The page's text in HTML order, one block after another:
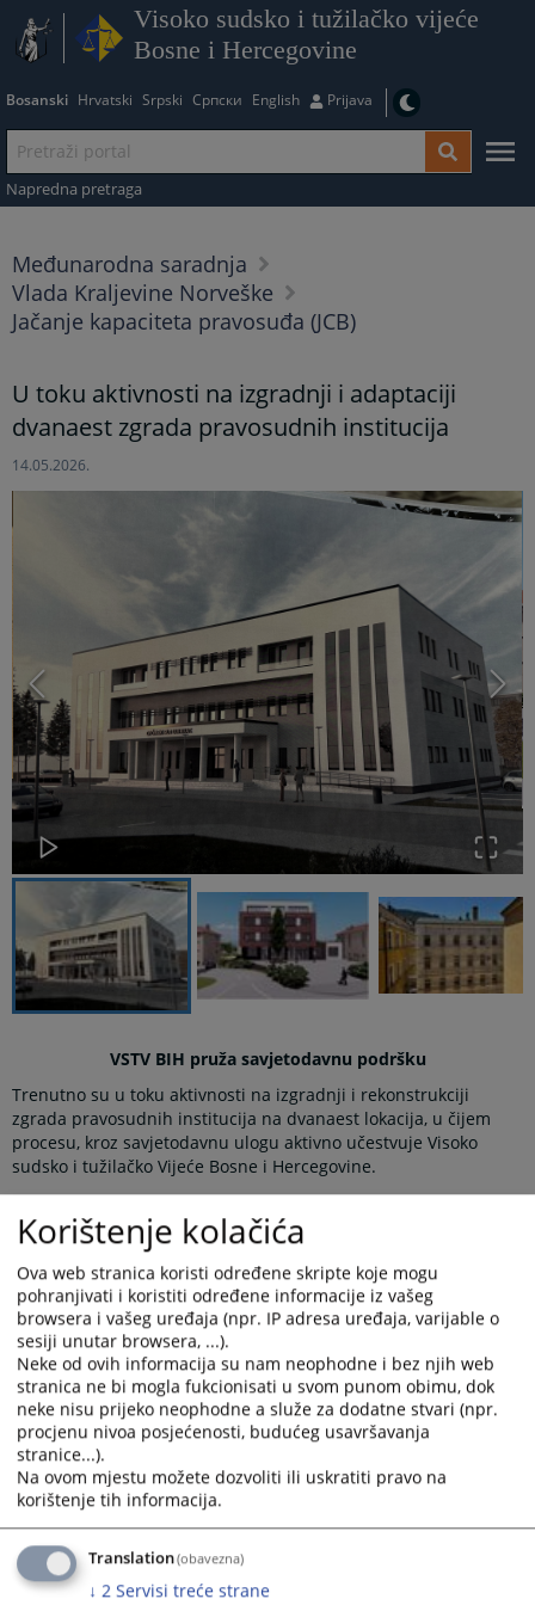
Visoko sudsko i tužilačko vijeće
Bosne i Hercegovine
Bosanski Hrvatski Srpski Српски English Prijava
Napredna pretraga
Međunarodna saradnja
Vlada Kraljevine Norveške
Jačanje kapaciteta pravosuđa (JCB)
U toku aktivnosti na izgradnji i adaptaciji
dvanaest zgrada pravosudnih institucija
14.05.2026.
VSTV BIH pruža savjetodavnu podršku
Trenutno su u toku aktivnosti na izgradnji i rekonstrukciji
zgrada pravosudnih institucija na dvanaest lokacija, u čijem
procesu, kroz savjetodavnu ulogu aktivno učestvuje Visoko
sudsko i tužilačko Vijeće Bosne i Hercegovine.
VSTV BiH je shodno nadležnostima i stečenom višegodišnjem
iskustvu u pogledu unapređenja radnih uslova u pravosudnim
institucijama u BiH, aktivno pružalo savjetodavnu podršku
sudovima u pogledu pripreme projektne dokumentacije i
realizacije kapitalnih ulaganja u cijeloj BiH.
Istovremeno, sudovi u procesu kapitalnih ulaganja aktivno
primjenjuju Priručnik za izradu programa tekućeg i
investicionog održavanja sudskih zgrada, kao i Smjernice za
projektovanje sudskih zgrada, koje sudovi koriste pri izradi
projektnih dokumentacija.
U toku su aktivnosti na izmještanju zgrade Kantonalnog suda u
Novom Travniku na novu lokaciju, kao i nastavak izgradnje
zgrade u Vitezu u kojoj će biti smješteno Odjeljenje Općinskog
suda u Travniku, a uskoro se očekuje početak radova na
izgradnji nove zgrade Općinskog suda u Lukavcu.
Također, u toku su radovi na dogradnji zgrade Općinskog suda
Korištenje kolačića
Ova web stranica koristi određene skripte koje mogu
pohranjivati i koristiti određene informacije iz vašeg
browsera i vašeg uređaja (npr. IP adresa uređaja, varijable o
sesiji unutar browsera, ...).
Neke od ovih informacija su nam neophodne i bez njih web
stranica ne bi mogla fukcionisati u svom punom obimu, dok
neke nisu prijeko neophodne a služe za dodatne stvari (npr.
procjenu nivoa posjećenosti, budućeg usavršavanja
stranice...).
Na ovom mjestu možete dozvoliti ili uskratiti pravo na
korištenje tih informacija.
Translation(obavezna)
↓ 2 Servisi treće strane